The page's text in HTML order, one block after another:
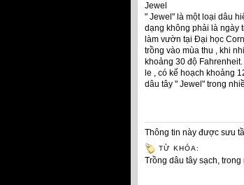
Jewel
" Jewel" là một loại dâu
dạng không phải là ngày
làm vườn tại Đại học
trồng vào mùa thu , khi
khoảng 30 độ
le , có kế hoạch khoảng
dâu tây " Jewel" trong
Thông tin này được sưu
TỪ KHÓA:
Trồng dâu tây sạch, trong